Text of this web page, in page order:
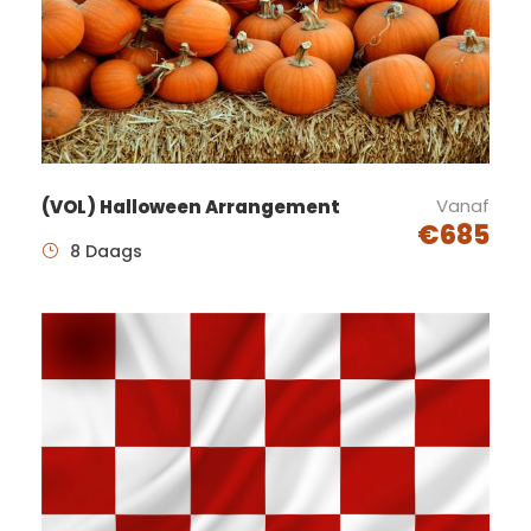
Wij hebben heerlijke kamers,
uiteraard met ­flat­screen TV.
Om u zorgeloos te laten
onze standaard, comfort of
aangepaste comfort kamer.
Wilt u genieten van een uniek
achtdaagse thema-
arrangement en zich over niks
zorgen hoeven te maken? Boek
(VOL) Halloween Arrangement Vanaf
€685
8 Daags